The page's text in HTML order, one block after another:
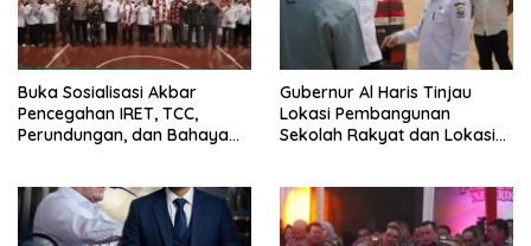
Buka Sosialisasi Akbar
Pencegahan IRET, TCC,
Perundungan, dan Bahaya
bisa jaga diri, 60% masa
depan sudah ada di tangan”
Gubernur Al Haris Tinjau
Lokasi Pembangunan
Sekolah Rakyat dan Lokasi